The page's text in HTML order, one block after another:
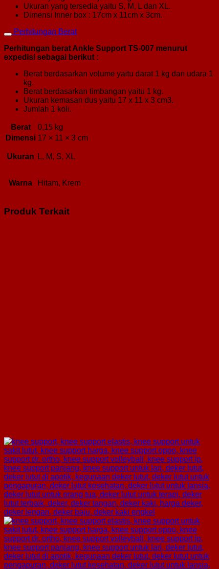
Ukuran yang tersedia yaitu S, M, L dan XL.
Dimensi Inner box : 17cm x 11cm x 3cm.
Perhitungan Berat
Perhitungan berat Ankle Support TS-007 menurut
expedisi sebagai berikut :
Berat berdasarkan volume yaitu darat 1 kg dan udara 1
kg.
Berat berdasarkan timbangan yaitu 1 kg.
Ukuran kemasan dus yaitu 17 x 11 x 3 cm3.
Jumlah 1 koli.
Berat
0,15 kg
Dimensi 17 × 11 × 3 cm
Ukuran L, M, S, XL
Warna Hitam, Krem
Produk Terkait